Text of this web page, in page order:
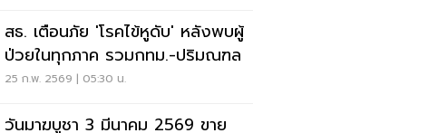
สธ. เตือนภัย 'โรคไข้หูดับ' หลังพบผู้
ป่วยในทุกภาค รวมกทม.-ปริมณฑล
25 ก.พ. 2569 | 05:30 น.
วันมาฆบูชา 3 มีนาคม 2569 ขาย